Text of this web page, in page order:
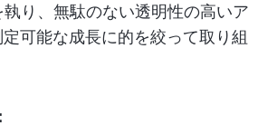
り、無駄のない透明性の高いア
可能な成長に的を絞って取り組